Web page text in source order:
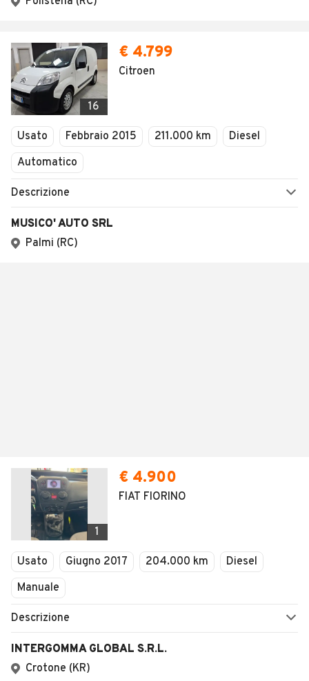
16
€ 4.799
Citroen
Usato Febbraio 2015 211.000 km
Diesel
Automatico
Descrizione
MUSICO' AUTO SRL
Palmi (RC)
1
€ 4.900
FIAT FIORINO
Usato Giugno 2017 204.000 km
Diesel
Manuale
Descrizione
INTERGOMMA GLOBAL S.R.L.
Crotone (KR)